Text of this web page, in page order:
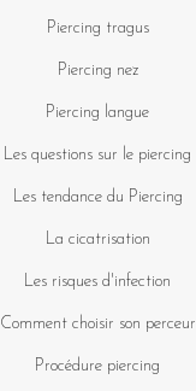
Piercing tragus
Piercing nez
Piercing langue
Les questions sur le piercing
Les tendance du Piercing
La cicatrisation
Les risques d'infection
Comment choisir son perceur
Procédure piercing